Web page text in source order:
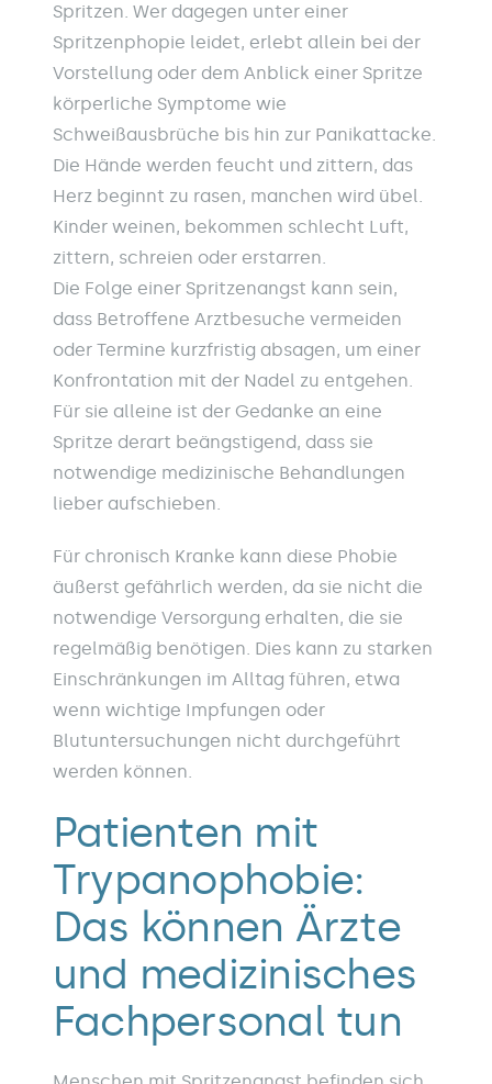
Spritzen. Wer dagegen unter einer
Spritzenphopie leidet, erlebt allein bei der
Vorstellung oder dem Anblick einer Spritze
körperliche Symptome wie
Schweißausbrüche bis hin zur Panikattacke.
Die Hände werden feucht und zittern, das
Herz beginnt zu rasen, manchen wird übel.
Kinder weinen, bekommen schlecht Luft,
zittern, schreien oder erstarren.
Die Folge einer Spritzenangst kann sein,
dass Betroffene Arztbesuche vermeiden
oder Termine kurzfristig absagen, um einer
Konfrontation mit der Nadel zu entgehen.
Für sie alleine ist der Gedanke an eine
Spritze derart beängstigend, dass sie
notwendige medizinische Behandlungen
lieber aufschieben.
Für chronisch Kranke kann diese Phobie
äußerst gefährlich werden, da sie nicht die
notwendige Versorgung erhalten, die sie
regelmäßig benötigen. Dies kann zu starken
Einschränkungen im Alltag führen, etwa
wenn wichtige Impfungen oder
Blutuntersuchungen nicht durchgeführt
werden können.
Patienten mit
Trypanophobie:
Das können Ärzte
und medizinisches
Fachpersonal tun